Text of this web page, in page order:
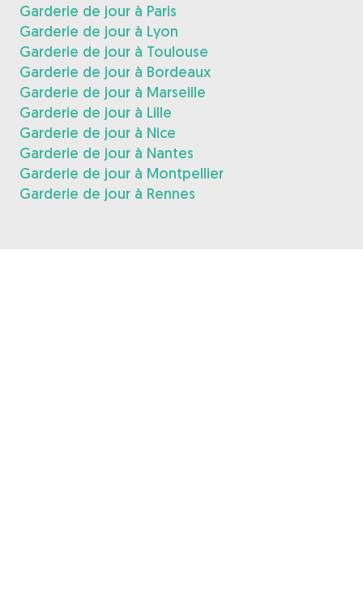
Garderie de jour à Paris
Garderie de jour à Lyon
Garderie de jour à Toulouse
Garderie de jour à Bordeaux
Garderie de jour à Marseille
Garderie de jour à Lille
Garderie de jour à Nice
Garderie de jour à Nantes
Garderie de jour à Montpellier
Garderie de jour à Rennes